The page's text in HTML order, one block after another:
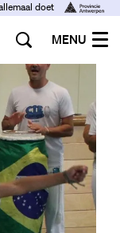
doet
MENU